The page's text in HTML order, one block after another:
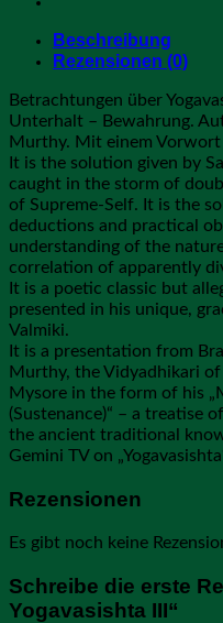
Beschreibung
Rezensionen (0)
Betrachtungen über
Unterhalt – Bewahrung.
Murthy. Mit einem Vorwort
It is the solution given by
caught in the storm of
of Supreme-Self. It is the
deductions and practical
understanding of the
correlation of apparently
It is a poetic classic but
presented in his unique,
Valmiki.
It is a presentation from
Murthy, the Vidyadhikari
Mysore in the form of his
(Sustenance)“ – a treatise
the ancient traditional
Gemini TV on
Rezensionen
Es gibt noch keine
Schreibe die erste
Yogavasishta III“